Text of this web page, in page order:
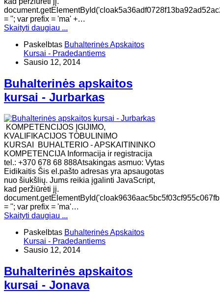
= ''; var prefix = 'ma' +…
Skaityti daugiau ...
Paskelbtas Buhalterinės Apskaitos
Kursai - Pradedantiems
Sausio 12, 2014
Buhalterinės apskaitos
kursai - Jurbarkas
KOMPETENCIJOS ĮGIJIMO,
KVALIFIKACIJOS TOBULINIMO
KURSAI BUHALTERIO - APSKAITININKO
KOMPETENCIJA Informacija ir registracija
tel.: +370 678 68 888Atsakingas asmuo: Vytas
Eidikaitis Šis el.pašto adresas yra apsaugotas
nuo šiukšlių. Jums reikia įgalinti JavaScript,
kad peržiūrėti jį.
= ''; var prefix = 'ma'…
Skaityti daugiau ...
Paskelbtas Buhalterinės Apskaitos
Kursai - Pradedantiems
Sausio 12, 2014
Buhalterinės apskaitos
kursai - Jonava